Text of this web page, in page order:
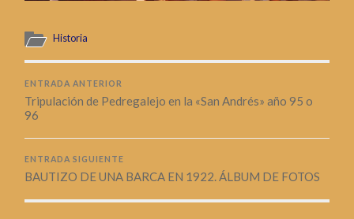
Historia
ENTRADA ANTERIOR
Tripulación de Pedregalejo en la «San Andrés» año 95 o
96
ENTRADA SIGUIENTE
BAUTIZO DE UNA BARCA EN 1922. ÁLBUM DE FOTOS